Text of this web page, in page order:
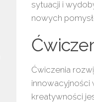
sytuacji i
nowych
Ćwiczenia
innowacyjności
kreatywności